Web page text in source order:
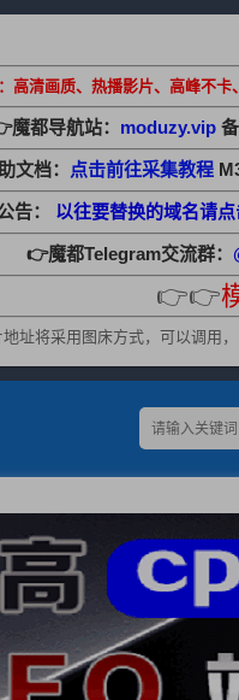
高清画质、热播影片、高峰不
魔都导航站： moduzy.vip
文档： 点击前往采集教程
告： 以往要替换的域名请
👉魔都Telegram交流群：
👉👉
址将采用图床方式，可以调用